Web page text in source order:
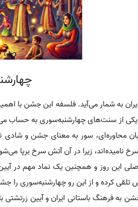
به شمار می‌آید. فلسفه این جشن با
سنت‌های چهارشنبه‌سوری به حساب
سور به معنای جشن و شادی
نامیده‌اند، زیرا در آن آتش سرخ برپا
این روز و همچنین یک نماد مهم در
کرده و از این رو چهارشنبه‌سوری را
به فرهنگ باستانی ایران و آیین